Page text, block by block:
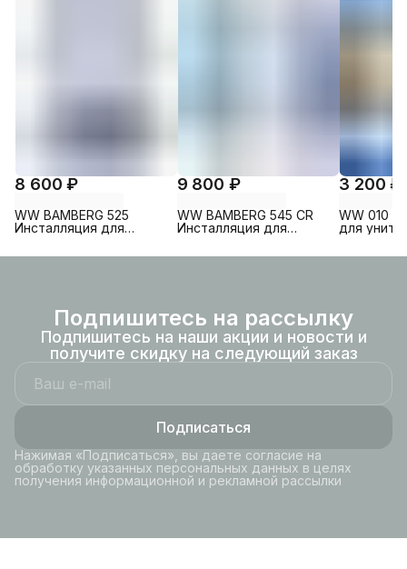
8 600 ₽
WW BAMBERG 525
Инсталляция для
9 800 ₽
WW BAMBERG 545 CR
Инсталляция для
рамка хром.
3 200 ₽
WW 010
для
Подпишитесь на рассылку
Подпишитесь на наши акции и новости и
получите скидку на следующий заказ
Подписаться
Нажимая «Подписаться», вы даете согласие на
обработку указанных персональных данных в целях
получения информационной и рекламной рассылки